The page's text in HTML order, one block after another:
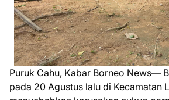
Puruk Cahu, Kabar Borneo News—
pada 20 Agustus lalu di Kecamatan